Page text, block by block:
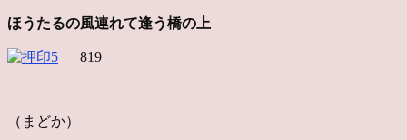
ほうたるの風連れて逢う橋の上
819
（まどか）